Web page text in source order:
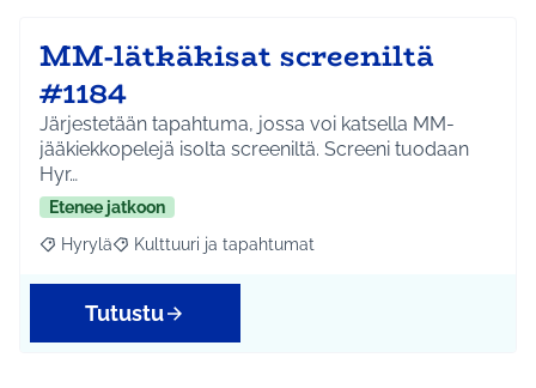
MM-lätkäkisat screeniltä
#1184
Järjestetään tapahtuma, jossa voi katsella MM-
jääkiekkopelejä isolta screeniltä. Screeni tuodaan
Hyr…
Etenee jatkoon
Rajaa tulokset aihepiirin mukaan: Hyrylä
Hyrylä Rajaa tulokset teeman mukaan: Kulttuuri ja
Kulttuuri ja tapahtumat
Tutustu